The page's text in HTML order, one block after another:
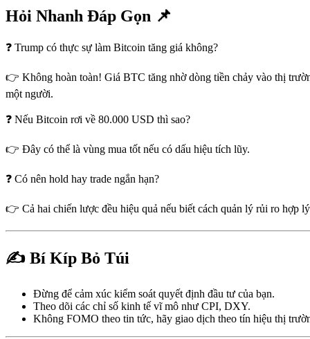
Hỏi Nhanh Đáp Gọn 📌
❓ Trump có thực sự làm Bitcoin tăng giá không?
👉 Không hoàn toàn! Giá BTC tăng nhờ dòng tiền chảy vào thị
một người.
❓ Nếu Bitcoin rơi về 80.000 USD thì sao?
👉 Đây có thể là vùng mua tốt nếu có dấu hiệu tích lũy.
❓ Có nên hold hay trade ngắn hạn?
👉 Cả hai chiến lược đều hiệu quả nếu biết cách quản lý rủi ro hợp
✍️ Bí Kíp Bỏ Túi
Đừng để cảm xúc kiểm soát quyết định đầu tư của bạn.
Theo dõi các chỉ số kinh tế vĩ mô như CPI, DXY.
Không FOMO theo tin tức, hãy giao dịch theo tín hiệu thị